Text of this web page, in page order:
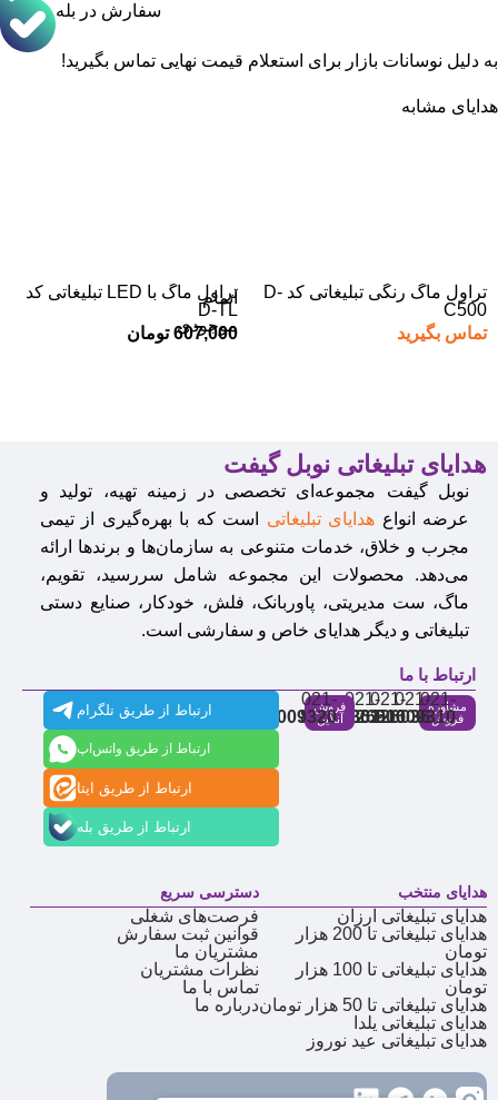
سفارش در بله
به دلیل نوسانات بازار برای استعلام قیمت نهایی تماس بگیرید!
هدایای مشابه
تراول ماگ رنگی تبلیغاتی کد D-
C500
تماس بگیرید
اتمام
موجودی
تراول ماگ با LED تبلیغاتی کد
D-TL
607,000 تومان
هدایای تبلیغاتی نوبل گیفت
نوبل گیفت مجموعه‌ای تخصصی در زمینه تهیه، تولید و
عرضه انواع هدایای تبلیغاتی است که با بهره‌گیری از تیمی
مجرب و خلاق، خدمات متنوعی به سازمان‌ها و برندها ارائه
می‌دهد. محصولات این مجموعه شامل سررسید، تقویم،
ماگ، ست مدیریتی، پاوربانک، فلش، خودکار، صنایع دستی
تبلیغاتی و دیگر هدایای خاص و سفارشی است.
ارتباط با ما
مشاوره
فروش
021-
91009310
021-
86126036
021-
86126506
021-
88537803
فروش
آنلاین
021-
91009320
ارتباط از طریق تلگرام
ارتباط از طریق واتس‌اپ
ارتباط از طریق ایتا
ارتباط از طریق بله
هدایای منتخب
هدایای تبلیغاتی ارزان
هدایای تبلیغاتی تا 200 هزار
تومان
هدایای تبلیغاتی تا 100 هزار
تومان
هدایای تبلیغاتی تا 50 هزار تومان
هدایای تبلیغاتی یلدا
هدایای تبلیغاتی عید نوروز
دسترسی سریع
فرصت‌های شغلی
قوانین ثبت سفارش
مشتریان ما
نظرات مشتریان
تماس با ما
درباره ما